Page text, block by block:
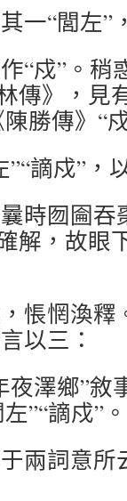
一“閭左”
“戍”。稍
傳》，見
勝傳》“
謫戍”，
時囫圇吞
解，故眼
悵惘渙釋
以三：
夜澤鄉”敘
”“謫戍”。
兩詞意